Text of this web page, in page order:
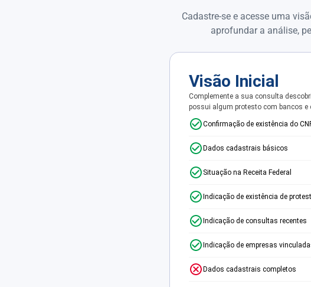
Cadastre-se e acesse uma
aprofundar a análise,
Visão Inicial
Complemente a sua consulta
possui algum protesto com bancos e
Confirmação de existência do
Dados cadastrais básicos
Situação na Receita Federal
Indicação de existência de
Indicação de consultas recentes
Indicação de empresas
Dados cadastrais completos